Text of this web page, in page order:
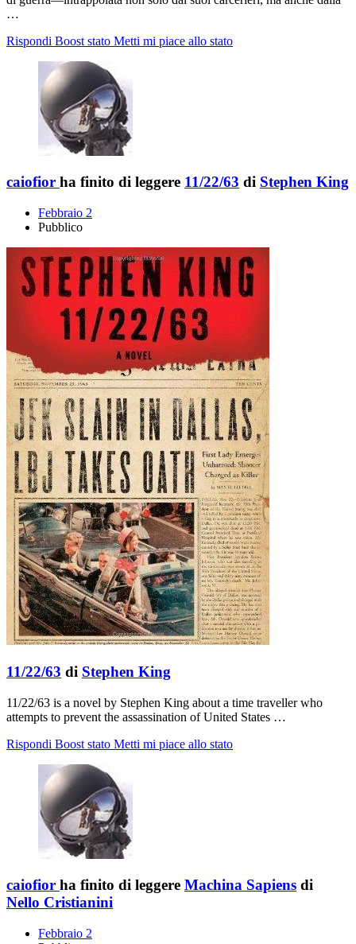
…
Rispondi Boost stato Metti mi piace allo stato
caiofior ha finito di leggere 11/22/63 di Stephen King
Febbraio 2
Pubblico
11/22/63 di Stephen King
11/22/63 is a novel by Stephen King about a time traveller who
attempts to prevent the assassination of United States …
Rispondi Boost stato Metti mi piace allo stato
caiofior ha finito di leggere Machina Sapiens di
Nello Cristianini
Febbraio 2